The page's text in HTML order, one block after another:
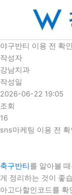
로
건
너
뛰
기
야구반티 이용 전 확
작성자
강남치과
작성일
2026-06-22 19:05
조회
16
sns마케팅 이용 전
축구반티를 알아볼
게 정리하는 것이 좋
아고다할인코드를 확